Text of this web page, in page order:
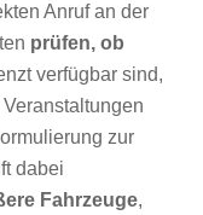
Anruf an der
prüfen, ob
verfügbar sind,
zur
dabei
Fahrzeuge,